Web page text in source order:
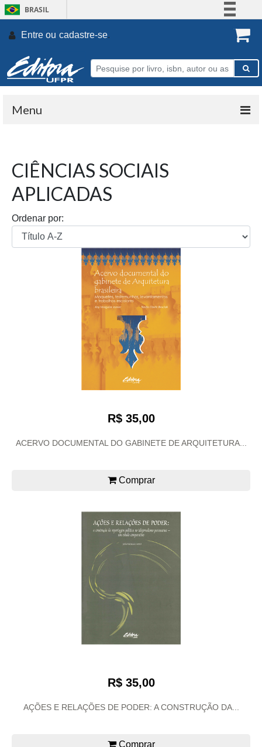
BRASIL
Participe
Entre ou cadastre-se.
Menu
CIÊNCIAS SOCIAIS
APLICADAS
Ordenar por:
R$ 35,00
ACERVO DOCUMENTAL DO GABINETE DE ARQUITETURA...
Comprar
R$ 35,00
AÇÕES E RELAÇÕES DE PODER: A CONSTRUÇÃO DA...
Comprar